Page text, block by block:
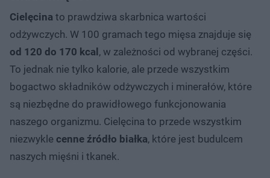
Cielęcina to prawdziwa skarbnica wartości
odżywczych. W 100 gramach tego mięsa znajduje się
od 120 do 170 kcal, w zależności od wybranej części.
To jednak nie tylko kalorie, ale przede wszystkim
bogactwo składników odżywczych i minerałów, które
są niezbędne do prawidłowego funkcjonowania
naszego organizmu. Cielęcina to przede wszystkim
niezwykle cenne źródło białka, które jest budulcem
naszych mięśni i tkanek.